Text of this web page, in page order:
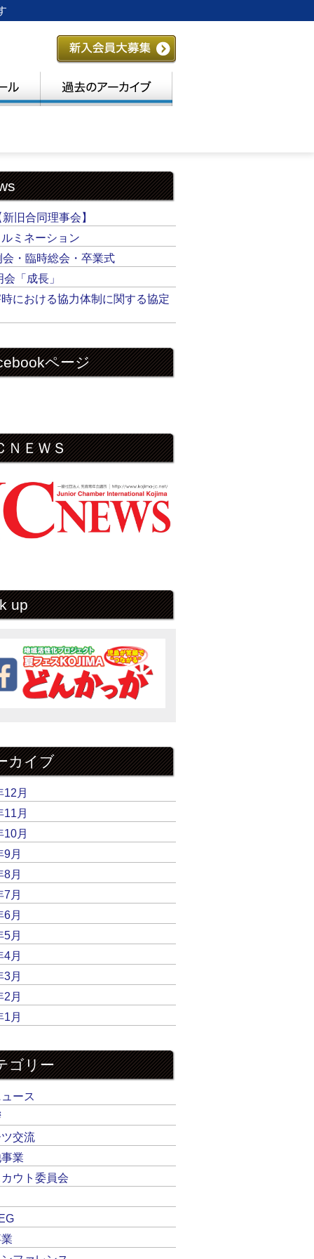
旧合同理事会】
ルミネーション
会・臨時総会・卒業式
「成長」
時における協力体制に関する協定
ページ
ＮＥＷＳ
up
カイブ
12月
11月
10月
9月
8月
7月
6月
5月
4月
3月
2月
1月
ゴリー
ュース
交流
業
ウト委員会